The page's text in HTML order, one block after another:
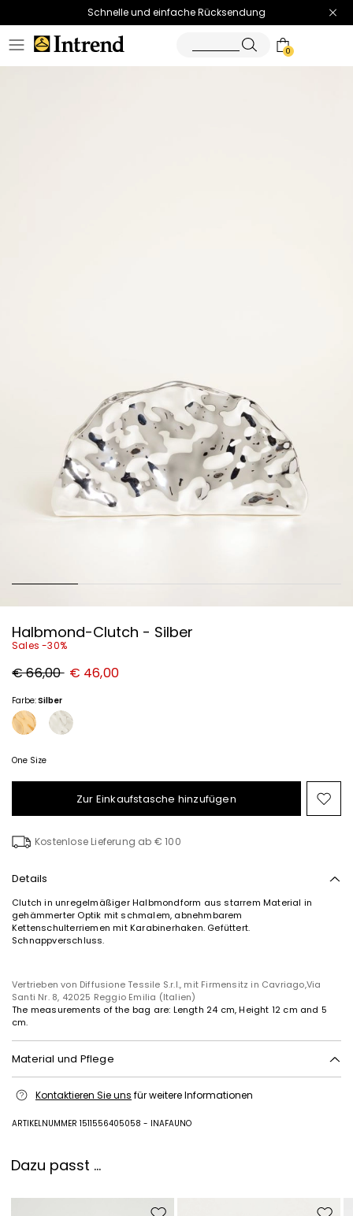
Schnelle und einfache Rücksendung
0
Halbmond-Clutch - Silber
Sales -30%
Ursprünglicher
Preis
66,00
€ 66,00 Neuer
Preis
€ 46,00
Farbe:Silber
One Size
Zur Einkaufstasche hinzufügen Auf
die
Kostenlose Lieferung ab € 100
Details
Clutch in unregelmäßiger Halbmondform aus starrem Material in
gehämmerter Optik mit schmalem, abnehmbarem
Kettenschulterriemen mit Karabinerhaken. Gefüttert.
Schnappverschluss.
Vertrieben von Diffusione Tessile S.r.l., mit Firmensitz in Cavriago,Via
Santi Nr. 8, 42025 Reggio Emilia (Italien)
The measurements of the bag are: Length 24 cm, Height 12 cm and 5
cm.
Material und Pflege
baumwolle; sonstige teile eisen, zamak.
Kontaktieren Sie uns für weitere Informationen
ARTIKELNUMMER 1511556405058 - INAFAUNO
Dazu passt ...